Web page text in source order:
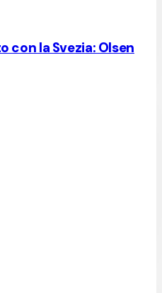
con la Svezia: Olsen